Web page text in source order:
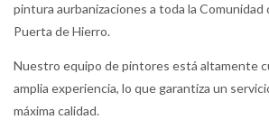
pintura aurbanizaciones a toda la Comunidad
Puerta de Hierro.
Nuestro equipo de pintores está altamente
amplia experiencia, lo que garantiza un
máxima calidad.